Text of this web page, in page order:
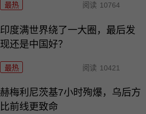
最热 阅读 10764
印度满世界绕了一大圈，最后发
现还是中国好？
最热 阅读 10421
赫梅利尼茨基7小时殉爆，乌后方
比前线更致命